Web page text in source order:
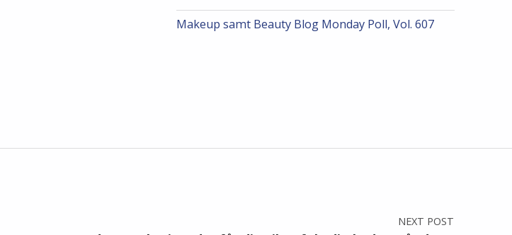
Makeup samt Beauty Blog Monday Poll, Vol. 607
NEXT POST